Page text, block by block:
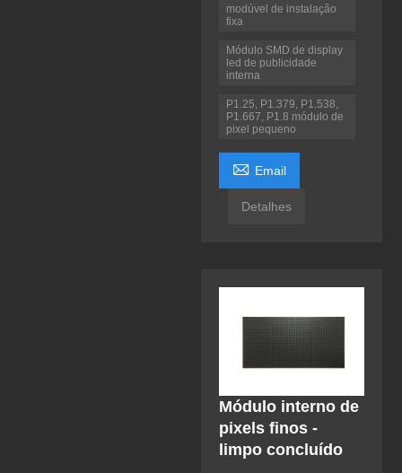
modúvel de instalação
fixa
Módulo SMD de display
led de publicidade
interna
P1.25, P1.379, P1.538,
P1.667, P1.8 módulo de
pixel pequeno
 Email
Detalhes
Módulo interno de
pixels finos -
limpo concluído